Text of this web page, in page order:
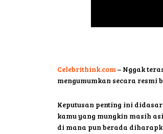
Celebrithink.com – Nggak
mengumumkan secara resmi
Keputusan penting ini
kamu yang mungkin masih
di mana pun berada